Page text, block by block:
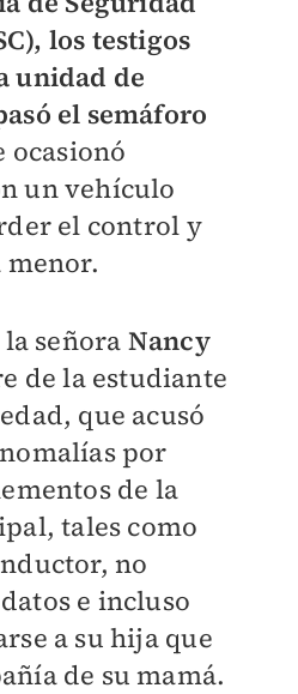
los testigos
unidad de
el semáforo
ocasionó
un vehículo
el control y
señora Nancy
de la estudiante
que acusó
por
de la
tales como
no
e incluso
a su hija que
de su mamá.